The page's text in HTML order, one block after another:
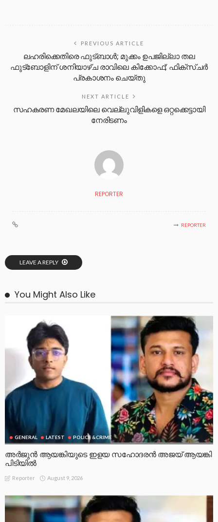
PREVIOUS ARTICLE
ലഹരിക്കെതിരെ ഫുട്ബാൾ; മുക്കം ഉപജില്ലാ തല
ഫുട്‌ബോളിന് ശനിയാഴ്ച രാവിലെ കിക്കോഫ്; ഫിക്‌സ്ചർ
പ്രകാശനം ചെയ്തു
NEXT ARTICLE
സഹകരണ മേഖലയിലെ വെല്ലുവിളികളെ ഒറ്റക്കെട്ടായി
നേരിടണം
REPORTER
REPORTER
LEAVE A REPLY
You Might Also Like
GENERAL LATEST POLICE &CRIME
അർജുൻ ആയങ്കിയുടെ ഇളയ സഹോദരൻ അജയ് ആയങ്കി
പിടിയിൽ
Reporter August 9, 2026